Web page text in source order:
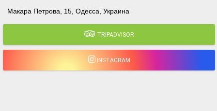
Макара Петрова, 15, Одесса, Украина
TRIPADVISOR
INSTAGRAM